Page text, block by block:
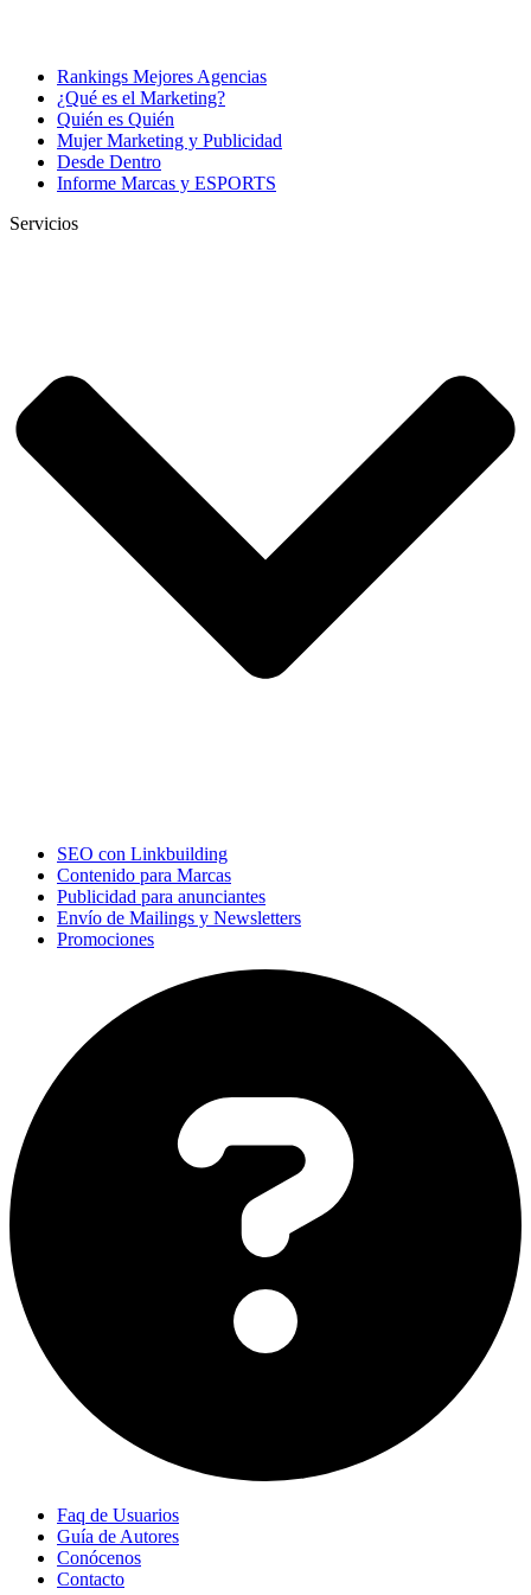
Rankings Mejores Agencias
¿Qué es el Marketing?
Quién es Quién
Mujer Marketing y Publicidad
Desde Dentro
Informe Marcas y ESPORTS
Servicios
SEO con Linkbuilding
Contenido para Marcas
Publicidad para anunciantes
Envío de Mailings y Newsletters
Promociones
Faq de Usuarios
Guía de Autores
Conócenos
Contacto